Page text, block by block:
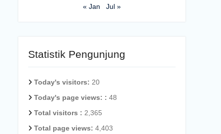
« Jan Jul »
Statistik Pengunjung
Today's visitors: 20
Today's page views: : 48
Total visitors : 2,365
Total page views: 4,403